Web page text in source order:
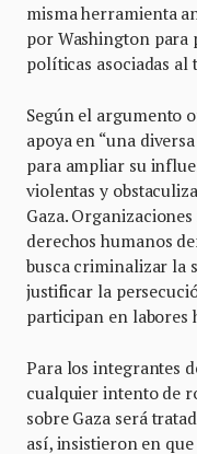
misma herramienta
por Washington para
políticas asociadas
Según el argumento
apoya en “una
para ampliar su
violentas y
Gaza.
derechos humanos
busca criminalizar la
justificar la
participan en labores
Para los integrantes
cualquier intento de
sobre Gaza será
así, insistieron en